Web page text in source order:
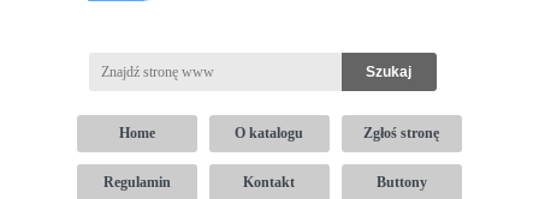
Home O katalogu Zgłoś stronę
Regulamin Kontakt Buttony